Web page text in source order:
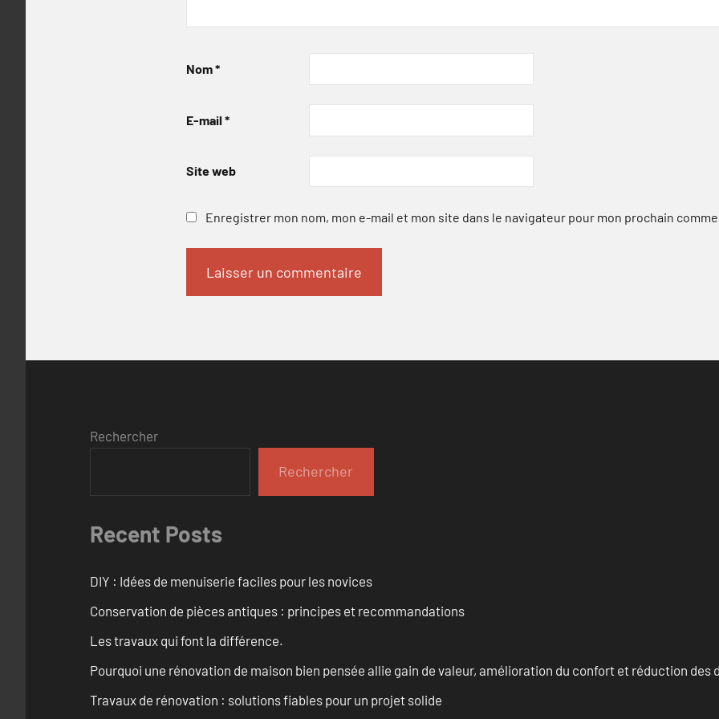
Nom*
E-mail *
Site web
Enregistrer mon nom, mon e-mail et mon site dans le navigateur pour mon prochain
Rechercher
Rechercher
Recent Posts
DIY : Idées de menuiserie faciles pour les novices
Conservation de pièces antiques : principes et recommandations
Les travaux qui font la différence.
Pourquoi une rénovation de maison bien pensée allie gain de valeur, amélioration du confort et réduction des
Travaux de rénovation : solutions fiables pour un projet solide